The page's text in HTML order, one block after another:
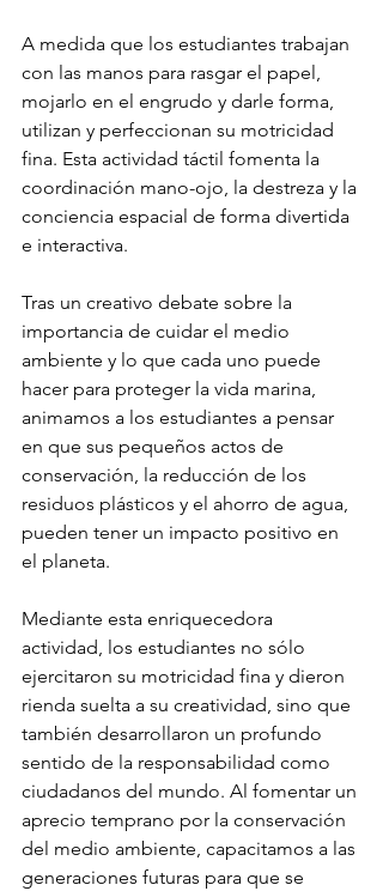
A medida que los estudiantes trabajan
con las manos para rasgar el papel,
mojarlo en el engrudo y darle forma,
utilizan y perfeccionan su motricidad
fina. Esta actividad táctil fomenta la
coordinación mano-ojo, la destreza y la
conciencia espacial de forma divertida
e interactiva.
Tras un creativo debate sobre la
importancia de cuidar el medio
ambiente y lo que cada uno puede
hacer para proteger la vida marina,
animamos a los estudiantes a pensar
en que sus pequeños actos de
conservación, la reducción de los
residuos plásticos y el ahorro de agua,
pueden tener un impacto positivo en
el planeta.
Mediante esta enriquecedora
actividad, los estudiantes no sólo
ejercitaron su motricidad fina y dieron
rienda suelta a su creatividad, sino que
también desarrollaron un profundo
sentido de la responsabilidad como
ciudadanos del mundo. Al fomentar un
aprecio temprano por la conservación
del medio ambiente, capacitamos a las
generaciones futuras para que se